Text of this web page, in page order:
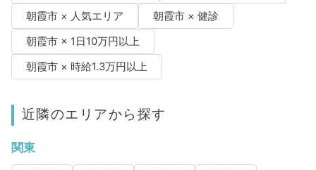
朝霞市 × 人気エリア
朝霞市 × 健診
朝霞市 × 1日10万円以上
朝霞市 × 時給1.3万円以上
近隣のエリアから探す
関東